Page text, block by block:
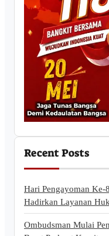
Recent Posts
Hari Pengayoman Ke-
Hadirkan Layanan
Ombudsman Mulai